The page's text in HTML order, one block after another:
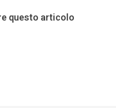
questo articolo